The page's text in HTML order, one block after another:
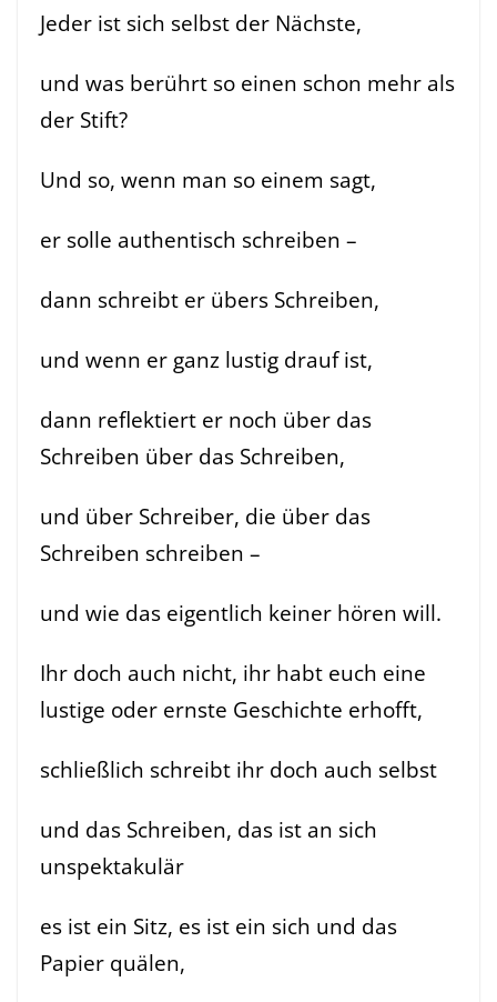
Jeder ist sich selbst der Nächste,
und was berührt so einen schon mehr als
der Stift?
Und so, wenn man so einem sagt,
er solle authentisch schreiben –
dann schreibt er übers Schreiben,
und wenn er ganz lustig drauf ist,
dann reflektiert er noch über das
Schreiben über das Schreiben,
und über Schreiber, die über das
Schreiben schreiben –
und wie das eigentlich keiner hören will.
Ihr doch auch nicht, ihr habt euch eine
lustige oder ernste Geschichte erhofft,
schließlich schreibt ihr doch auch selbst
und das Schreiben, das ist an sich
unspektakulär
es ist ein Sitz, es ist ein sich und das
Papier quälen,